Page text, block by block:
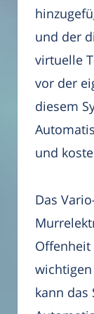
und der
virtuelle
vor der
diesem
und
Das
kann das